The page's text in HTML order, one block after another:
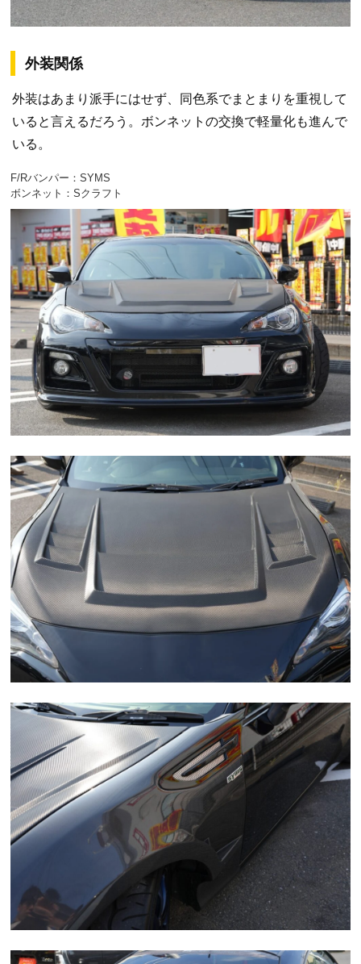
外装関係
外装はあまり派手にはせず、同色系でまとまりを重視して
いると言えるだろう。ボンネットの交換で軽量化も進んで
いる。
F/Rバンパー：SYMS
ボンネット：Sクラフト